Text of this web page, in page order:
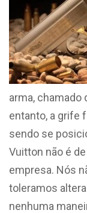
arma, chamado
entanto, a grife
sendo se
Vuitton não é
empresa. Nós
toleramos
nenhuma